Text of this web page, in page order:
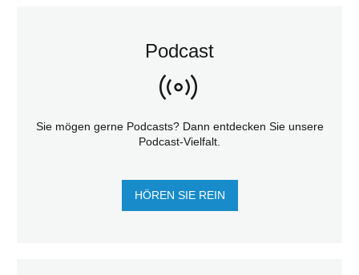
Podcast
Sie mögen gerne Podcasts? Dann entdecken Sie unsere
Podcast-Vielfalt.
HÖREN SIE REIN